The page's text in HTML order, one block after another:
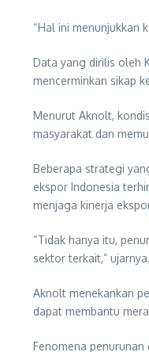
“Hal ini menunjukkan
Data yang dirilis oleh
mencerminkan sikap
Menurut Aknolt,
masyarakat dan
Beberapa strategi
ekspor Indonesia
menjaga kinerja
“Tidak hanya itu,
sektor terkait,” ujarnya.
Aknolt menekankan
dapat membantu
Fenomena